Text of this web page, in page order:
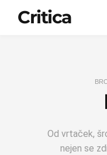
Critica
Od vrtaček,
nejen se